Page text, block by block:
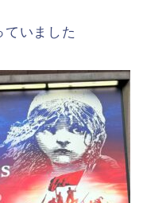
いました